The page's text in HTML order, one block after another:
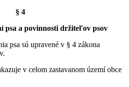
§ 4
psa a povinnosti držiteľov psov
psa sú upravené v § 4 zákona
v celom zastavanom území obce